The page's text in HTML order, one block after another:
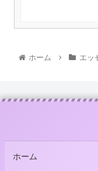
ホーム エッ
ホーム